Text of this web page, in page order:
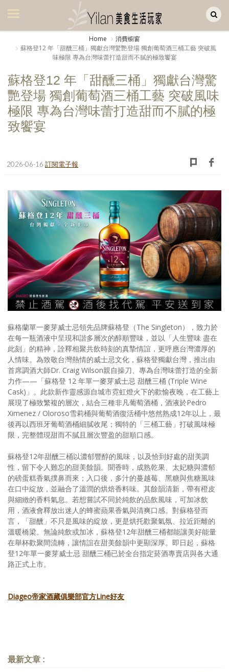
美食集
美飲集
廚房集
旅遊集
旅遊美食集
生活風
餐桌週記
享樂隨手拍
照相簿
影音區
創意出版服務
歷史區
關於Yilan
個人著作
活動實況記錄
媒體報導一覽
合作與代言
訂閱電子報
Home
消費櫥窗
蘇格登12 年「甜醺三桶」獨獻台灣驚艷登場 獨創葡萄酒三桶工藝 突破風
味極限 專為台灣味蕾打造甜而不膩的極致饗宴
蘇格登12 年「甜醺三桶」獨獻台灣驚
艷登場 獨創葡萄酒三桶工藝 突破風味
極限 專為台灣味蕾打造甜而不膩的極
致饗宴
2026-06-16 訂閱電子報
蘇格蘭單一麥芽威士忌領先品牌蘇格登（The Singleton），致力於
在每一瓶酒液中呈現和諧多層次的醇順豐味，並以「人生豐味 盡在
此刻」的精神，詮釋相聚共飲時刻的真摯情誼，更呼應台灣濃厚的
人情味。為致敬台灣熱情的威士忌文化，蘇格登獨獻台灣，推出由
首席調酒大師Dr. Craig Wilson親自操刀、專為台灣味蕾打造的全新
力作——「蘇格登 12 年單一麥芽威士忌 甜醺三桶 (Triple Wine
Cask)」。此款新作靈感源自城市霓虹燈火下的歡愉夜晚，在工藝上
展現了極致繁複的層次，結合三種非凡葡萄酒桶，酒液於Pedro
Ximenez / Oloroso雪莉桶與葡萄酒復活桶中悠然熟成12年以上，最
後再以西班牙葡萄酒桶細膩收尾；獨特的「三桶工藝」打破風味極
限，完整體現甜而不膩且層次豐盈的甜順口感。
蘇格登12年甜醺三桶以濃郁豐醇的風味，以及恰到好處的甜美調
性，留下令人難忘的甜美餘韻。聞香時，成熟乾果、太妃糖與濃郁
的磅蛋糕香氣撲鼻而來；入口後，多汁的蔓越莓、黑糖與焦糖風味
在口中綻放，並融合了溫潤的烘焙香料味。其餘韻清新，帶有橙皮
與細緻的香料氣息。若想嘗試不同於純飲的品飲風味，可加冰飲
用，酒液會釋放出迷人的蜂蜜蘋果香氣與清爽口感。對蘇格登而
言，「甜醺」不只是風味的綻放，更是烘托歡聚氣氛、拉近距離的
溫暖橋梁。無論純飲或加冰，蘇格登12年甜醺三桶都能讓美好能量
在舉杯歡聚間流轉，讓情誼在甜美餘韻中更顯深厚。即日起，蘇格
登12年單一麥芽威士忌 甜醺三桶已於全台指定菸酒專賣店與各大通
路正式上市。
Diageo帝家酒藏俱樂部官方Line好友
最新文章 :